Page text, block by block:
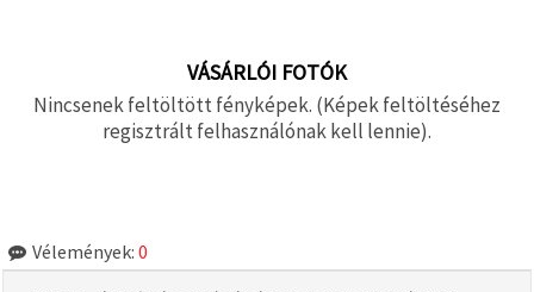
VÁSÁRLÓI FOTÓK
Nincsenek feltöltött fényképek. (Képek feltöltéséhez
regisztrált felhasználónak kell lennie).
Vélemények: 0